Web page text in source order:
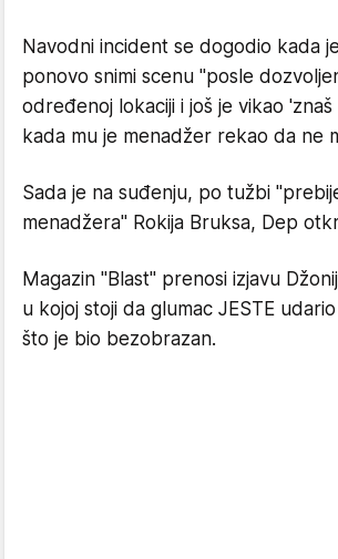
Navodni incident se dogodio kada
ponovo snimi scenu "posle
određenoj lokaciji i još je vikao 'znaš
kada mu je menadžer rekao da ne
Sada je na suđenju, po tužbi
menadžera" Rokija Bruksa, Dep
Magazin "Blast" prenosi izjavu
u kojoj stoji da glumac JESTE
što je bio bezobrazan.